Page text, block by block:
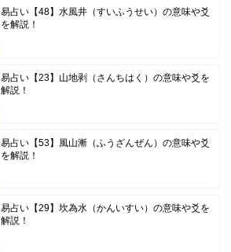
易占い【48】水風井（すいふうせい）の意味や爻
を解説！
易占い【23】山地剥（さんちはく）の意味や爻を
解説！
易占い【53】風山漸（ふうざんぜん）の意味や爻
を解説！
易占い【29】坎為水（かんいすい）の意味や爻を
解説！